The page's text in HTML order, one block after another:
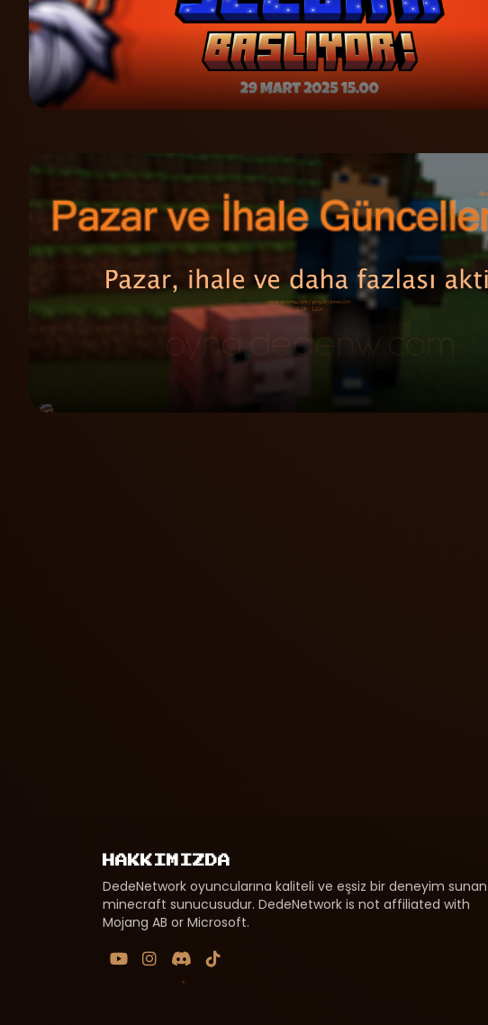
HAKKIMIZDA
DedeNetwork oyuncularına kaliteli ve eşsiz bir deneyim sunan
minecraft sunucusudur. DedeNetwork is not affiliated with
Mojang AB or Microsoft.